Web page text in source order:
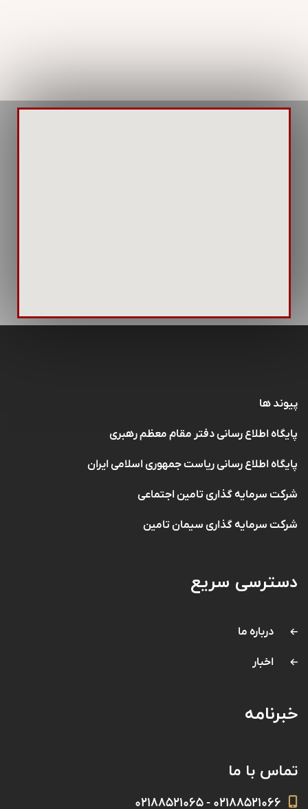
پیوند ها
پایگاه اطلاع رسانی دفتر مقام معظم رهبری
پایگاه اطلاع رسانی ریاست جمهوری اسلامی ایران
شرکت سرمایه گذاری تامین اجتماعی
شرکت سرمایه گذاری سیمان تامین
دسترسی سریع
درباره ما
اخبار
خبرنامه
تماس با ما
۰۲۱۸۸۵۲۱۰۶۶ - ۰۲۱۸۸۵۲۱۰۶۵